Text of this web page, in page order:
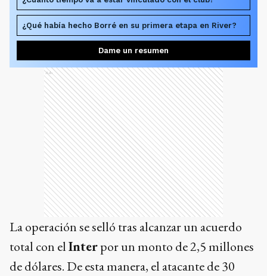
¿Qué había hecho Borré en su primera etapa en River?
Dame un resumen
Ads
La operación se selló tras alcanzar un acuerdo
total con elInterpor un monto de 2,5 millones
de dólares. De esta manera, el atacante de 30